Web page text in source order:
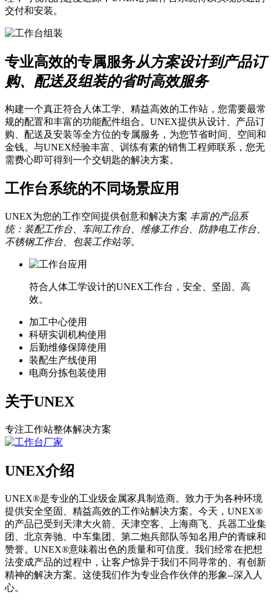
交付和安装。
专业高效的专属服务从方案设计到产品订
购、配送及组装的省时高效服务
构建一个真正符合人体工学、精益高效的工作站，您需要最常
规的配置和丰富的功能配件组合。UNEX提供从设计、产品订
购、配送及安装等全方位的专属服务，为您节省时间、空间和
金钱。与UNEX经验丰富、训练有素的销售工程师联系，您无
需费心即可得到一个交钥匙的解决方案。
工作台系统的不同场景应用
UNEX为您的工作空间提供创意和解决方案 丰富的产品系
统：装配工作台、车间工作台、维修工作台、防静电工作台、
不锈钢工作台、包装工作站等。
符合人体工学设计的UNEX工作台，安全、坚固、高
效。
加工中心使用
科研实训机构使用
后勤维修保障使用
装配生产线使用
电商分拣包装使用
关于UNEX
专注工作站整体解决方案
UNEX介绍
UNEX®是专业的工业级金属家具制造商。致力于为各种环境
提供安全坚固、精益高效的工作站解决方案。今天，UNEX®
的产品已受到天津大火箭、天津空客、上海商飞、兵器工业集
团、北京奔驰、中车集团、第二炮兵部队等知名用户的青睐和
赞誉。UNEX®意味着出色的质量和可信度。我们经常在把想
法变成产品的过程中，让客户惊异于我们不同寻常的、有创新
精神的解决方案。这使我们作为专业合作伙伴的形象--深入人
心。